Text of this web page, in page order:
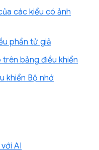
các kiểu có ảnh
phần tử giả
bảng điều khiển
khiển Bộ nhớ
AI